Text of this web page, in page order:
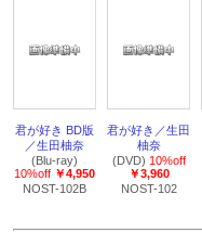
君が好き BD版
／生田柚奈
(Blu-ray)
10%off ￥4,950
NOST-102B
君が好き／生田
柚奈
(DVD) 10%off
￥3,960
NOST-102